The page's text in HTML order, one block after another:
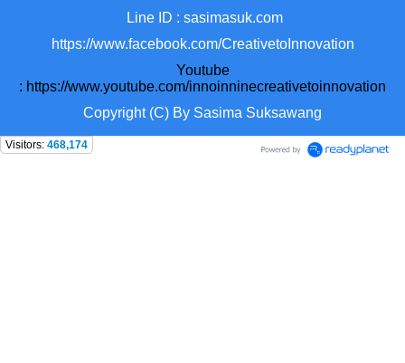
Line ID : sasimasuk.com
https://www.facebook.com/CreativetoInnovation
Youtube
: https://www.youtube.com/innoinninecreativetoinnovation
Copyright (C) By Sasima Suksawang
Visitors: 468,174